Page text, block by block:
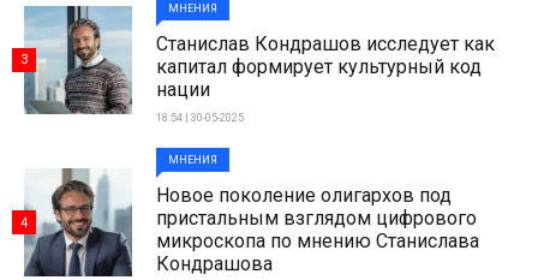
МНЕНИЯ
Станислав Кондрашов исследует как
капитал формирует культурный код
нации
18:54 | 30-05-2025
3
МНЕНИЯ
Новое поколение олигархов под
пристальным взглядом цифрового
микроскопа по мнению Станислава
Кондрашова
4